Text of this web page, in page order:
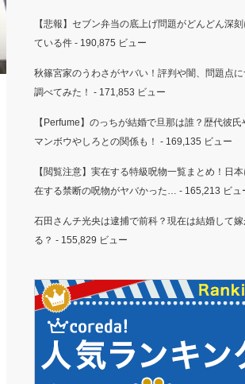
【悲報】セブン弁当の底上げ問題がどんどん深
ている件- 190,875 ビュー
秋篠宮家のうわさがヤバい！評判や闇、問題点に
調べてみた！ - 171,853 ビュー
【Perfume】のっちが結婚で旦那は誰？歴代彼氏
マンボウやしろとの関係も！ - 169,135 ビュー
【閲覧注意】実在する特級呪物一覧まとめ！日
在する禁断の呪物がヤバかった… - 165,213 ビュ
石田さんチ光央は逮捕で前科？現在は結婚して嫁
る？ - 155,829 ビュー